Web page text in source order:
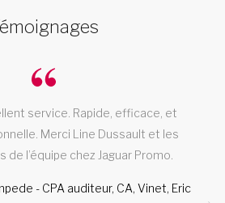
service. Rapide, efficace, et
Merci Line Dussault et les
l’équipe chez Jaguar Promo.
- CPA auditeur, CA, Vinet, Eric